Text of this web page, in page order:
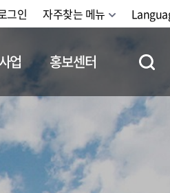
그인 자주찾는 메뉴
업 홍보센터